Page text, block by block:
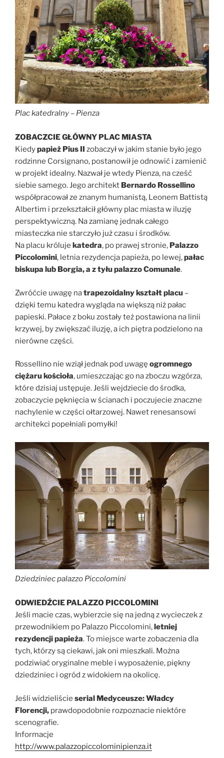
Plac katedralny – Pienza
ZOBACZCIE GŁÓWNY PLAC MIASTA
Kiedypapież Pius II
zobaczył w jakim stanie było jego
rodzinne Corsignano, postanowił je odnowić i zamienić
w projekt idealny. Nazwał je wtedy Pienza, na cześć
siebie samego. Jego architekt Bernardo Rossellino
współpracował ze znanym humanistą, Leonem Battistą
Albertim i przekształcił główny plac miasta w iluzję
perspektywiczną. Na zamianę jednak całego
miasteczka nie starczyło już czasu i środków.
Na placu króluje katedra, po prawej stronie, Palazzo
Piccolomini, letnia rezydencja papieża, po lewej,pałac
biskupa lub Borgia, a z tyłu palazzo Comunale.
Zwróćcie uwagę natrapezoidalny kształt placu –
dzięki temu katedra wygląda na większą niż pałac
papieski. Pałace z boku zostały też postawiona na linii
krzywej, by zwiększać iluzję, a ich piętra podzielono na
nierówne części.
Rossellino nie wziął jednak pod uwagę ogromnego
ciężaru kościoła, umieszczając go na zboczu wzgórza,
które dzisiaj ustępuje. Jeśli wejdziecie do środka,
zobaczycie pęknięcia w ścianach i poczujecie znaczne
nachylenie w części ołtarzowej. Nawet renesansowi
architekci popełniali pomyłki!
Dziedziniec palazzo Piccolomini
ODWIEDŹCIE PALAZZO PICCOLOMINI
Jeśli macie czas, wybierzcie się na jedną z wycieczek z
przewodnikiem po Palazzo Piccolomini,letniej
rezydencji papieża. To miejsce warte zobaczenia dla
tych, którzy są ciekawi, jak oni mieszkali. Można
podziwiać oryginalne meble i wyposażenie, piękny
dziedziniec i ogród z widokiem na okolicę.
Jeśli widzieliście serial Medyceusze: Władcy
Florencji, prawdopodobnie rozpoznacie niektóre
scenografie.
Informacje
http://www.palazzopiccolominipienza.it